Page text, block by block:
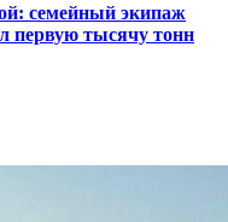
семейный экипаж
первую тысячу тонн